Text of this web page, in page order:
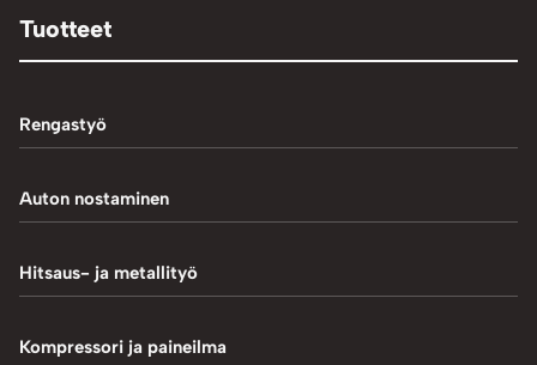
Tuotteet
Rengastyö
Palteennostin
Rengastarvikkeet/työkalut
Rengasventtiilit
Auton nostaminen
1-Pilarinostimet
Hitsaus- ja metallityö
Hitsaustarvikkeet
Kompressori ja paineilma